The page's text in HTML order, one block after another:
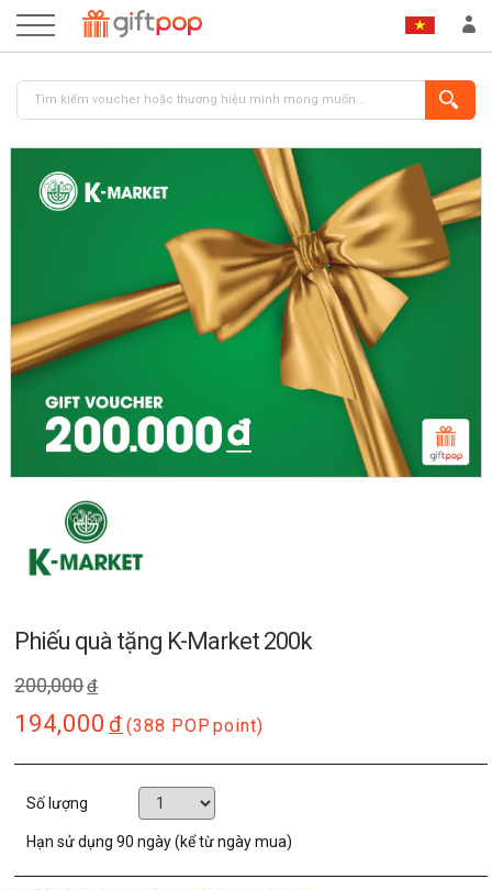
ĐĂNG NHẬP ĐĂNG KÝ
Phiếu quà tặng K-Market 200k
200,000đ
194,000 đ (388 POP point)
Số lượng
Hạn sử dụng90 ngày (kể từ ngày mua)